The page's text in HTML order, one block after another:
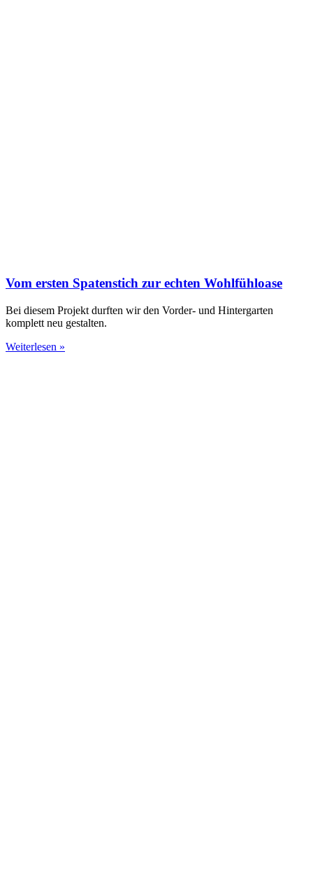
Vom ersten Spatenstich zur echten Wohlfühloase
Bei diesem Projekt durften wir den Vorder- und Hintergarten
komplett neu gestalten.
Weiterlesen »